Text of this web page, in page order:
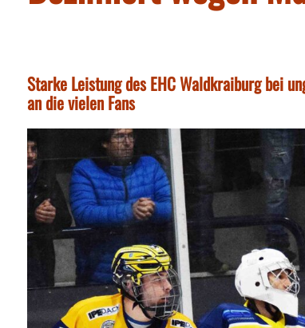
Starke Leistung des EHC Waldkraiburg bei
an die vielen Fans